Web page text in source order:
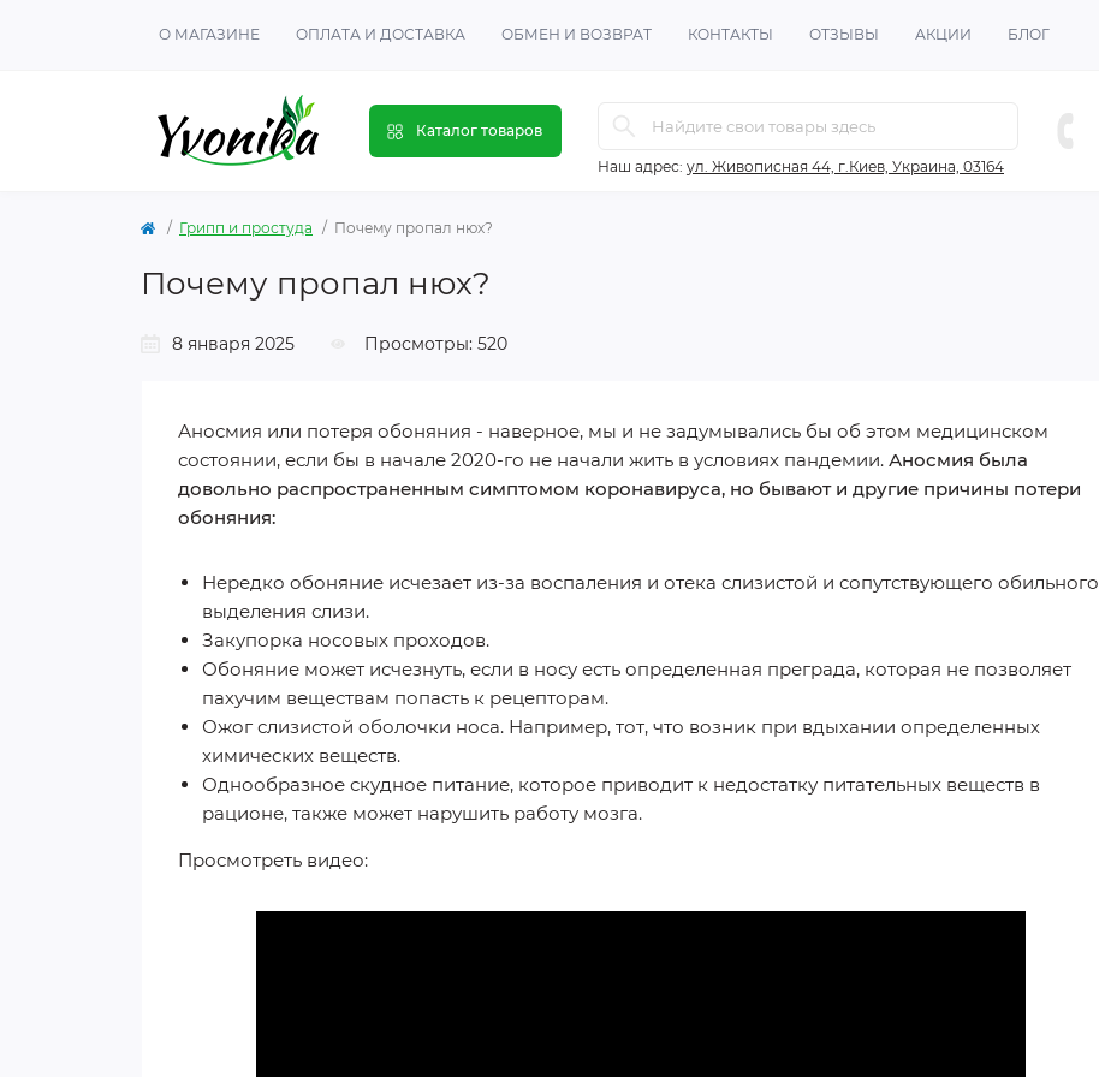
О МАГАЗИНЕ ОПЛАТА И ДОСТАВКА ОБМЕН И ВОЗВРАТ КОНТАКТЫ ОТЗЫВЫ АКЦИИ БЛОГ
Каталог товаров
Наш адрес: ул. Живописная 44, г.Киев, Украина, 03164
Грипп и простуда Почему пропал нюх?
Почему пропал нюх?
8 января 2025 Просмотры: 520
Аносмия или потеря обоняния - наверное, мы и не задумывались бы об этом медицинском
состоянии, если бы в начале 2020-го не начали жить в условиях пандемии. Аносмия была
довольно распространенным симптомом коронавируса, но бывают и другие причины потери
обоняния:
Нередко обоняние исчезает из-за воспаления и отека слизистой и сопутствующего обильного
выделения слизи.
Закупорка носовых проходов.
Обоняние может исчезнуть, если в носу есть определенная преграда, которая не позволяет
пахучим веществам попасть к рецепторам.
Ожог слизистой оболочки носа. Например, тот, что возник при вдыхании определенных
химических веществ.
Однообразное скудное питание, которое приводит к недостатку питательных веществ в
рационе, также может нарушить работу мозга.
Просмотреть видео: